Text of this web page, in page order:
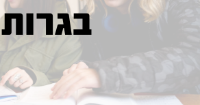
בגרות